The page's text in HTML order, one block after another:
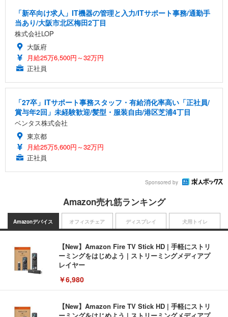
「新卒向け求人」IT機器の管理と入力/ITサポート事務/通勤手
当あり/大阪市北区梅田2丁目
株式会社LOP
大阪府
月給25万6,500円～32万円
正社員
「27卒」ITサポート事務スタッフ・有給消化率高い「正社員/
賞与年2回」未経験歓迎/髪型・服装自由/港区芝浦4丁目
ベンタス株式会社
東京都
月給25万5,600円～32万円
正社員
Sponsored by
Amazon売れ筋ランキング
Amazonデバイス
【New】Amazon Fire TV Stick HD | 手軽にストリ
ーミングをはじめよう | ストリーミングメディアプ
レイヤー
￥6,980
【New】Amazon Fire TV Stick HD | 手軽にストリ
ーミングをはじめよう | ストリーミングメディアプ
オフィスチェア ディスプレイ 犬用トイレ